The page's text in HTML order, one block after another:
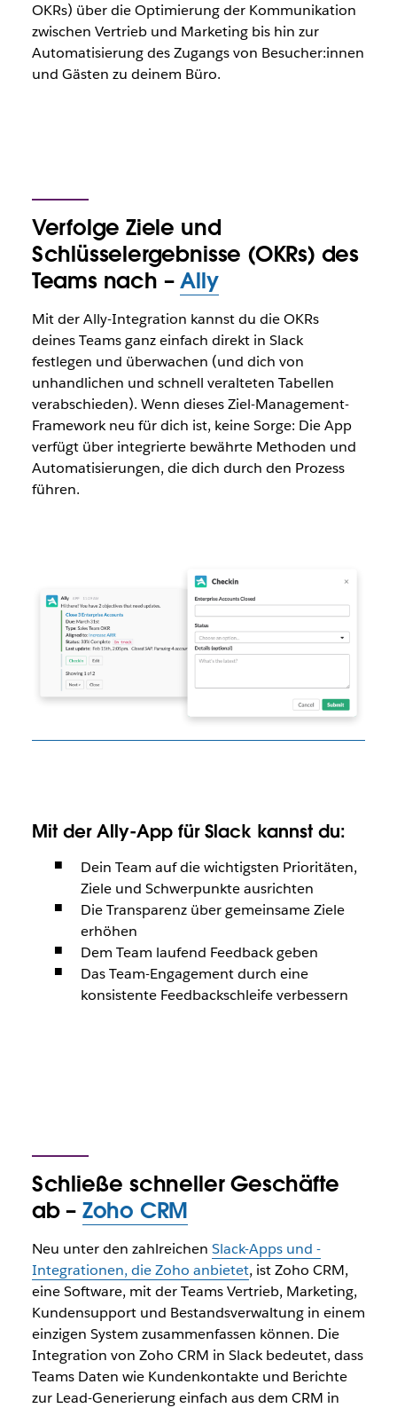
OKRs) über die Optimierung der Kommunikation
zwischen Vertrieb und Marketing bis hin zur
Automatisierung des Zugangs von Besucher:innen
und Gästen zu deinem Büro.
Verfolge Ziele und
Schlüsselergebnisse (OKRs) des
Teams nach –Ally
Mit der Ally-Integration kannst du die OKRs
deines Teams ganz einfach direkt in Slack
festlegen und überwachen (und dich von
unhandlichen und schnell veralteten Tabellen
verabschieden). Wenn dieses Ziel-Management-
Framework neu für dich ist, keine Sorge: Die App
verfügt über integrierte bewährte Methoden und
Automatisierungen, die dich durch den Prozess
führen.
Mit der Ally-App für Slack kannst du:
Dein Team auf die wichtigsten Prioritäten,
Ziele und Schwerpunkte ausrichten
Die Transparenz über gemeinsame Ziele
erhöhen
Dem Team laufend Feedback geben
Das Team-Engagement durch eine
konsistente Feedbackschleife verbessern
Schließe schneller Geschäfte
ab – Zoho CRM
Neu unter den zahlreichen Slack-Apps und -
Integrationen, die Zoho anbietet, ist Zoho CRM,
eine Software, mit der Teams Vertrieb, Marketing,
Kundensupport und Bestandsverwaltung in einem
einzigen System zusammenfassen können. Die
Integration von Zoho CRM in Slack bedeutet, dass
Teams Daten wie Kundenkontakte und Berichte
zur Lead-Generierung einfach aus dem CRM in